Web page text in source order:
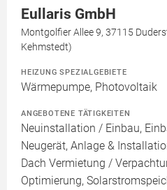
Eullaris GmbH
Montgolfier Allee 9, 37115
Kehmstedt)
HEIZUNG SPEZIALGEBIETE
Wärmepumpe, Photovoltaik
ANGEBOTENE TÄTIGKEITEN
Neuinstallation / Einbau,
Neugerät, Anlage &
Dach Vermietung /
Optimierung,